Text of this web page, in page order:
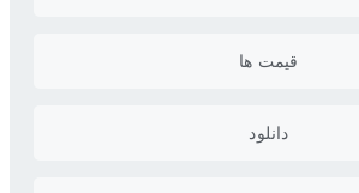
قیمت ها
دانلود